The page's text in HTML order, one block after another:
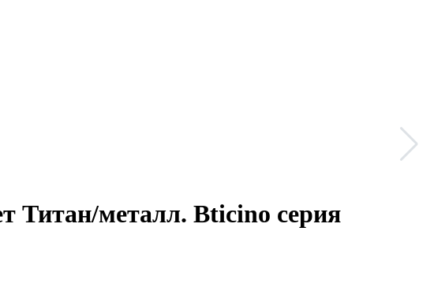
Титан/металл. Bticino серия